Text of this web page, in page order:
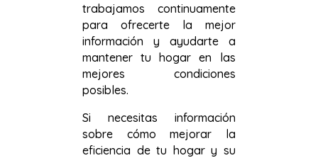
trabajamos continuamente
para ofrecerte la mejor
información y ayudarte a
mantener tu hogar en las
mejores condiciones
posibles.
Si necesitas información
sobre cómo mejorar la
eficiencia de tu hogar y su